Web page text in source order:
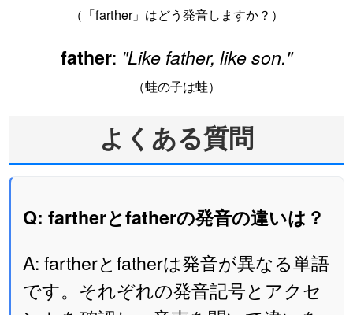
（「farther」はどう発音しますか？）
father: "Like father, like son."
（蛙の子は蛙）
よくある質問
Q: fartherとfatherの発音の違いは？
A: fartherとfatherは発音が異なる単語
です。それぞれの発音記号とアクセ